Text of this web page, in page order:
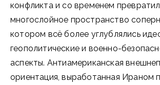
конфликта и со временем
многослойное пространство
котором всё более углублялись
геополитические и военно-
аспекты. Антиамериканская
ориентация, выработанная Ираном